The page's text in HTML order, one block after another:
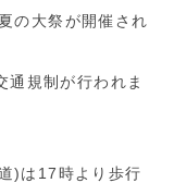
の大祭が開催され
通規制が行われま
)は17時より歩行